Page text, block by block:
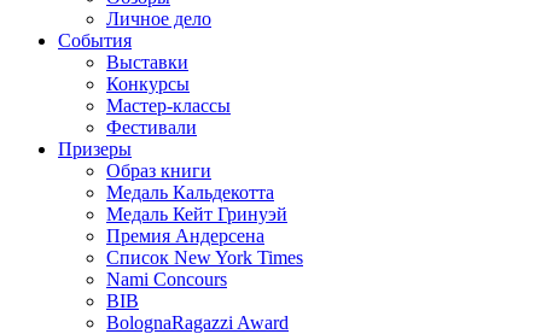
Личное дело
События
Выставки
Конкурсы
Мастер-классы
Фестивали
Призеры
Образ книги
Медаль Кальдекотта
Медаль Кейт Гринуэй
Премия Андерсена
Список New York Times
Nami Concours
BIB
BolognaRagazzi Award